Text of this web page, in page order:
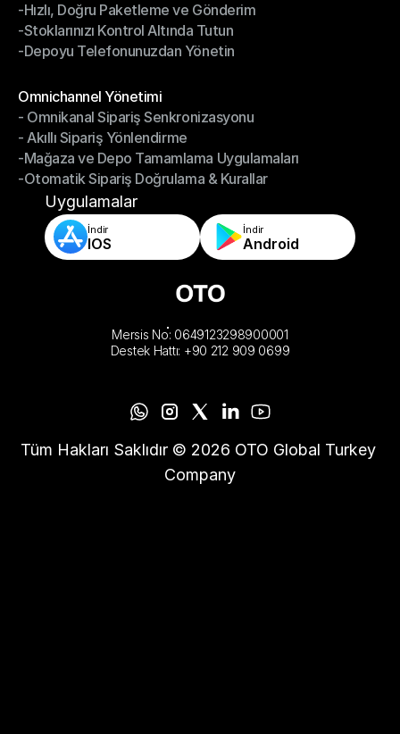
-Daha Akıllı Seçim, Daha Az Çaba
-Hızlı, Doğru Paketleme ve Gönderim
-Hızlı, Doğru Paketleme ve Gönderim
-Stoklarınızı Kontrol Altında Tutun
-Stoklarınızı Kontrol Altında Tutun
-Depoyu Telefonunuzdan Yönetin
Omnichannel Yönetimi
Omnichannel Yönetimi
- Omnikanal Sipariş Senkronizasyonu
- Omnikanal Sipariş Senkronizasyonu
- Akıllı Sipariş Yönlendirme
- Akıllı Sipariş Yönlendirme
-Mağaza ve Depo Tamamlama Uygulamaları
-Mağaza ve Depo Tamamlama Uygulamaları
-Otomatik Sipariş Doğrulama & Kurallar
-Otomatik Sipariş Doğrulama & Kurallar
Uygulamalar
İndir
IOS
İndir
Android
Mersis No: 0649123298900001
Destek Hattı: +90 212 909 0699
Tüm Hakları Saklıdır © 2026 OTO Global Turkey
Company